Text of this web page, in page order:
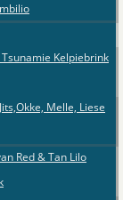
Kelpiebrink
Melle, Liese
Red & Tan Lilo